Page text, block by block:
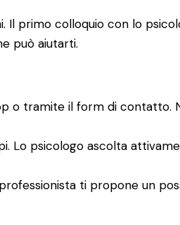
primo colloquio con lo
può aiutarti.
o tramite il form di contatto.
psicologo ascolta
ti propone un